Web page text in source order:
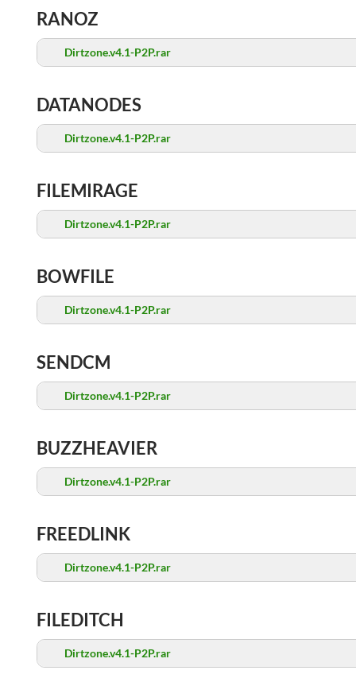
RANOZ
Dirtzone.v4.1-P2P.rar
DATANODES
Dirtzone.v4.1-P2P.rar
FILEMIRAGE
Dirtzone.v4.1-P2P.rar
BOWFILE
Dirtzone.v4.1-P2P.rar
SENDCM
Dirtzone.v4.1-P2P.rar
BUZZHEAVIER
Dirtzone.v4.1-P2P.rar
FREEDLINK
Dirtzone.v4.1-P2P.rar
FILEDITCH
Dirtzone.v4.1-P2P.rar